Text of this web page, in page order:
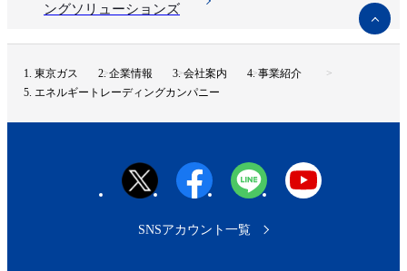
ングソリューションズ
ペ
ー
ジ
へ
東京ガス 企業情報 会社案内
事業紹介
エネルギートレーディングカンパニー
SNSアカウント一覧